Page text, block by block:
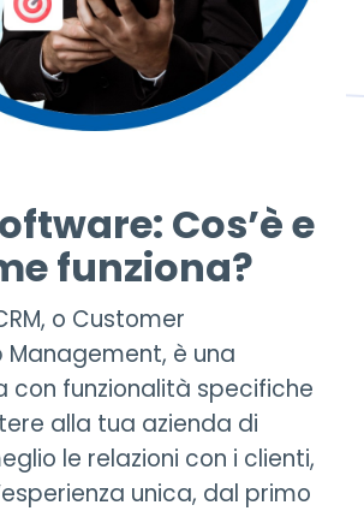
Cos’è e
funziona?
, o Customer
Management, è una
funzionalità specifiche
alla tua azienda di
le relazioni con i clienti,
unica, dal primo